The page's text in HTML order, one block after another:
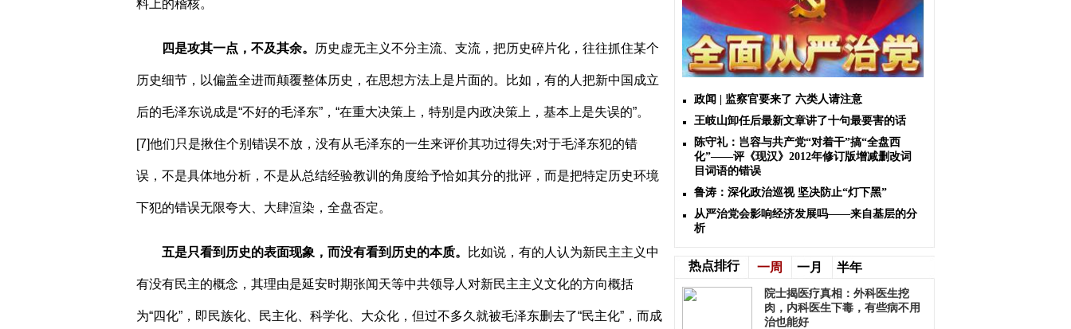
料上的稽核。
四是攻其一点，不及其余。 历史虚无主义不分主流、支流，把历史碎片化，往往抓住某个
历史细节，以偏盖全进而颠覆整体历史，在思想方法上是片面的。比如，有的人把新中国成立
后的毛泽东说成是“不好的毛泽东”，“在重大决策上，特别是内政决策上，基本上是失误的”。
[7]他们只是揪住个别错误不放，没有从毛泽东的一生来评价其功过得失;对于毛泽东犯的错
误，不是具体地分析，不是从总结经验教训的角度给予恰如其分的批评，而是把特定历史环境
下犯的错误无限夸大、大肆渲染，全盘否定。
五是只看到历史的表面现象，而没有看到历史的本质。 比如说，有的人认为新民主主义中
有没有民主的概念，其理由是延安时期张闻天等中共领导人对新民主主义文化的方向概括
为“四化”，即民族化、民主化、科学化、大众化，但过不多久就被毛泽东删去了“民主化”，而成
政闻 | 监察官要来了 六类人请注意
王岐山卸任后最新文章讲了十句最要害的话
陈守礼：岂容与共产党“对着干”搞“全盘西
化”——评《现汉》2012年修订版增减删改词
目词语的错误
鲁涛：深化政治巡视 坚决防止“灯下黑”
从严治党会影响经济发展吗——来自基层的分
析
热点排行 一周 一月 半年
院士揭医疗真相：外科医生挖
肉，内科医生下毒，有些病不用
治也能好